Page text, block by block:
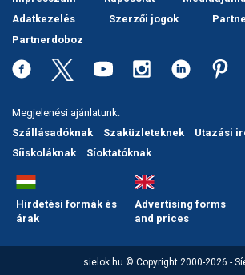
Adatkezelés
Szerzői jogok
Partnerdoboz
Megjelenési ajánlatunk:
Szállásadóknak
Szaküzleteknek
Utazási
Síiskoláknak
Síoktatóknak
Hirdetési formák és
árak
Advertising forms
and prices
sielok.hu © Copyright 2000-2026 -